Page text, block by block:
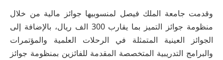
وقدمت جامعة الملك فيصل لمنسوبيها جوائز مالية من خلال
منظومة جوائز التميز بما يقارب 300 الف ريال، بالإضافة إلى
الجوائز العينية المتمثلة في الرحلات العلمية والمؤتمرات
والبرامج التدريبية المتخصصة المقدمة للفائزين بمنظومة جوائز